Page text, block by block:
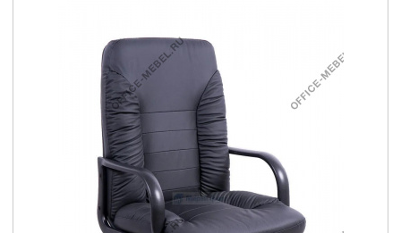
Гос. заказчикам
Заказ каталога
Заказать обратный звонок